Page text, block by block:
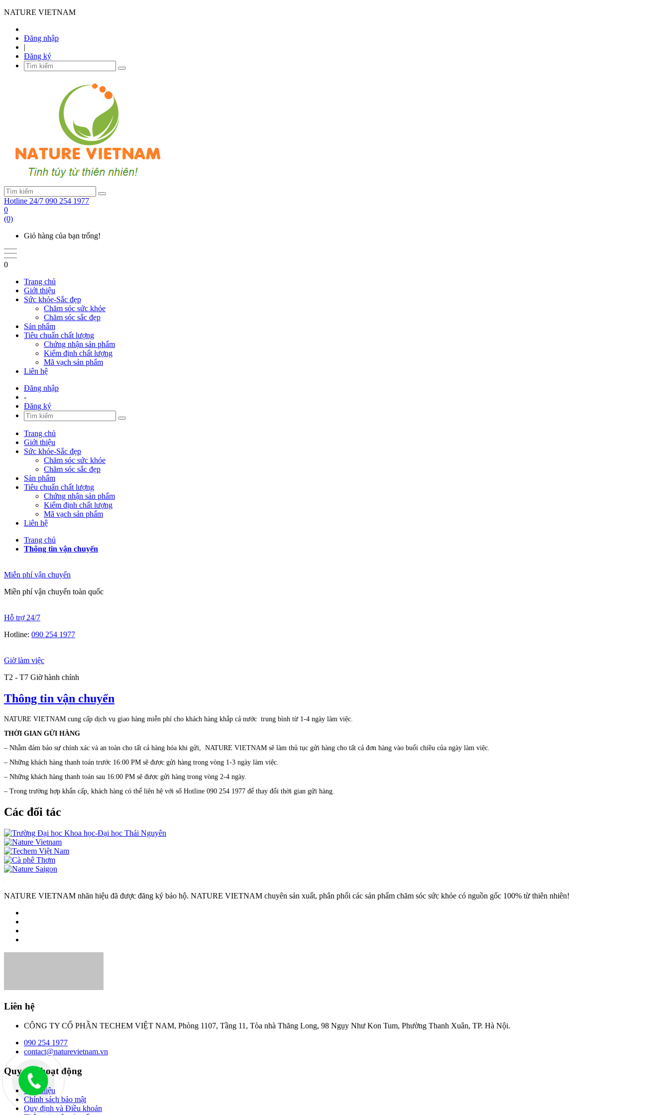
NATURE VIETNAM
Đăng nhập
|
Đăng ký
Hotline 24/7 090 254 1977
0
(0)
Giỏ hàng của bạn trống!
0
Trang chủ
Giới thiệu
Sức khỏe-Sắc đẹp
Chăm sóc sức khỏe
Chăm sóc sắc đẹp
Sản phẩm
Tiêu chuẩn chất lượng
Chứng nhận sản phẩm
Kiểm định chất lượng
Mã vạch sản phẩm
Liên hệ
Đăng nhập
-
Đăng ký
Trang chủ
Giới thiệu
Sức khỏe-Sắc đẹp
Chăm sóc sức khỏe
Chăm sóc sắc đẹp
Sản phẩm
Tiêu chuẩn chất lượng
Chứng nhận sản phẩm
Kiểm định chất lượng
Mã vạch sản phẩm
Liên hệ
Trang chủ
Thông tin vận chuyển
Miễn phí vận chuyển
Miền phí vận chuyển toàn quốc
Hỗ trợ 24/7
Hotline: 090 254 1977
Giờ làm việc
T2 - T7 Giờ hành chính
Thông tin vận chuyển
NATURE VIETNAM cung cấp dịch vụ giao hàng miễn phí cho khách hàng khắp cả nước trung bình từ 1-4 ngày làm việc.
THỜI GIAN GỬI HÀNG
– Nhằm đảm bảo sự chính xác và an toàn cho tất cả hàng hóa khi gửi,
NATURE VIETNAM sẽ làm thủ tục gửi hàng cho tất cả đơn hàng vào buổi chiều của ngày làm việc.
– Những khách hàng thanh toán trước 16:00 PM sẽ được gửi hàng trong vòng 1-3 ngày làm việc.
– Những khách hàng thanh toán sau 16:00 PM sẽ được gửi hàng trong vòng 2-4 ngày.
– Trong trường hợp khẩn cấp, khách hàng có thể liên hệ với số Hotline 090 254 1977 để thay đổi thời gian gửi hàng.
Các đối tác
NATURE VIETNAM nhãn hiệu đã được đăng ký bảo hộ. NATURE VIETNAM chuyên sản xuất, phân phối các sản phẩm chăm sóc sức khỏe có nguồn gốc 100% từ thiên nhiên!
Liên hệ
CÔNG TY CỔ PHẦN TECHEM VIỆT NAM, Phòng 1107, Tầng 11, Tòa nhà Thăng Long, 98 Ngụy Như Kon Tum, Phường Thanh Xuân, TP. Hà Nội.
090 254 1977
contact@naturevietnam.vn
Quy chế hoạt động
Giới thiệu
Chính sách bảo mật
Quy định và Điều khoản